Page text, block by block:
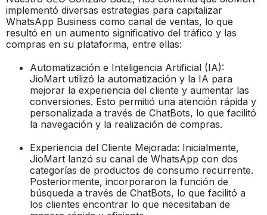
implementó diversas estrategias para capitalizar
WhatsApp Business como canal de ventas, lo que
resultó en un aumento significativo del tráfico y las
compras en su plataforma, entre ellas:
Automatización e Inteligencia Artificial (IA):
JioMart utilizó la automatización y la IA para
mejorar la experiencia del cliente y aumentar las
conversiones. Esto permitió una atención rápida y
personalizada a través de ChatBots, lo que facilitó
la navegación y la realización de compras.
Experiencia del Cliente Mejorada: Inicialmente,
JioMart lanzó su canal de WhatsApp con dos
categorías de productos de consumo recurrente.
Posteriormente, incorporaron la función de
búsqueda a través de ChatBots, lo que facilitó a
los clientes encontrar lo que necesitaban de